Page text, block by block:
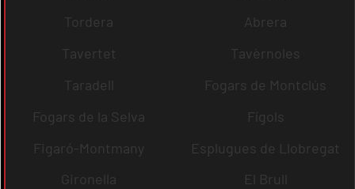
Tordera
Abrera
Tavertet
Tavèrnoles
Taradell
Fogars de Montclús
Fogars de la Selva
Fígols
Figaró-Montmany
Esplugues de Llobregat
Gironella
El Brull